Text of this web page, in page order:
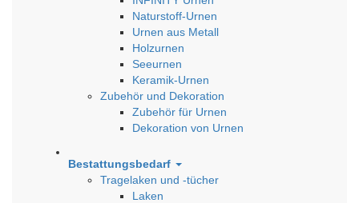
Naturstoff-Urnen
Urnen aus Metall
Holzurnen
Seeurnen
Keramik-Urnen
Zubehör und Dekoration
Zubehör für Urnen
Dekoration von Urnen
Bestattungsbedarf
Tragelaken und -tücher
Laken